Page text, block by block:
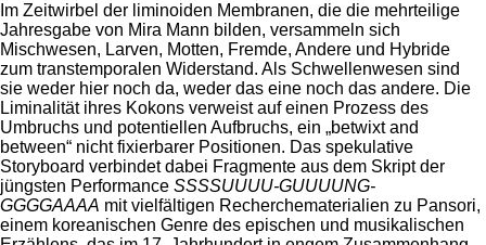
Im Zeitwirbel der liminoiden Membranen, die die mehrteilige
Jahresgabe von Mira Mann bilden, versammeln sich
Mischwesen, Larven, Motten, Fremde, Andere und Hybride
zum transtemporalen Widerstand. Als Schwellenwesen sind
sie weder hier noch da, weder das eine noch das andere. Die
Liminalität ihres Kokons verweist auf einen Prozess des
Umbruchs und potentiellen Aufbruchs, ein „betwixt and
between“ nicht fixierbarer Positionen. Das spekulative
Storyboard verbindet dabei Fragmente aus dem Skript der
jüngsten Performance SSSSUUUU-GUUUUNG-
GGGGAAAA mit vielfältigen Recherchematerialien zu Pansori,
einem koreanischen Genre des epischen und musikalischen